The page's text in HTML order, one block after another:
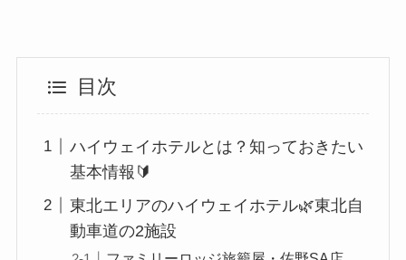
目次
ハイウェイホテルとは？知っておきたい
基本情報🔰
東北エリアのハイウェイホテル🌿東北自
動車道の2施設